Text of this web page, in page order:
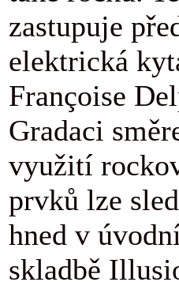
zastupuje
elektrická
Françoise
Gradaci
využití
prvků lze
hned v
skladbě